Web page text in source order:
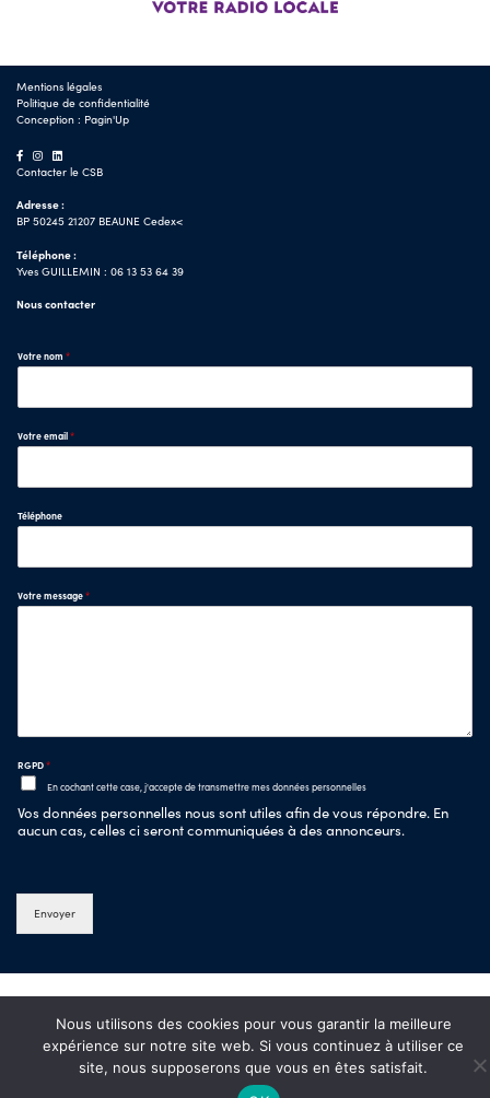
Mentions légales
Politique de confidentialité
Conception : Pagin'Up
Contacter le CSB
Adresse :
BP 50245 21207 BEAUNE Cedex<
Téléphone :
Yves GUILLEMIN : 06 13 53 64 39
Nous contacter
Votre nom *
Votre email*
Téléphone
Votre message*
RGPD*
En cochant cette case, j'accepte de transmettre mes données personnelles
Vos données personnelles nous sont utiles afin de vous répondre. En
aucun cas, celles ci seront communiquées à des annonceurs.
Envoyer
Nous utilisons des cookies pour vous garantir la meilleure
expérience sur notre site web. Si vous continuez à utiliser ce
site, nous supposerons que vous en êtes satisfait.